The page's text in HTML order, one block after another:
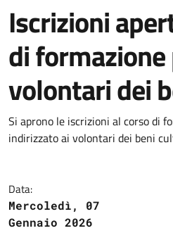
Iscrizioni
di
volontari dei
Si aprono le iscrizioni al corso di
indirizzato ai volontari dei beni
Data:
Mercoledì, 07
Gennaio 2026